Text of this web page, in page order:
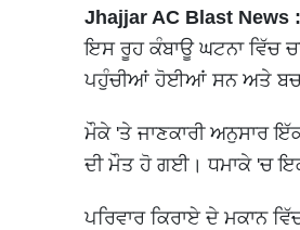
Jhajjar AC Blast News :
ਇਸ ਰੂਹ ਕੰਬਾਊ ਘਟਨਾ ਵਿੱਚ
ਪਹੁੰਚੀਆਂ ਹੋਈਆਂ ਸਨ ਅਤੇ
ਮੌਕੇ 'ਤੇ ਜਾਣਕਾਰੀ ਅਨੁਸਾਰ
ਦੀ ਮੌਤ ਹੋ ਗਈ। ਧਮਾਕੇ 'ਚ
ਪਰਿਵਾਰ ਕਿਰਾਏ ਦੇ ਮਕਾਨ